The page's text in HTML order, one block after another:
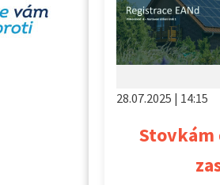
28.07.2025 | 14:15
Stovkám